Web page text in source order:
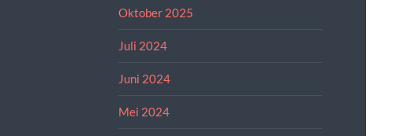
Oktober 2025
Juli 2024
Juni 2024
Mei 2024